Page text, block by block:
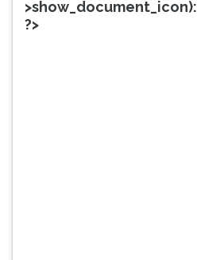
>show_document_icon):
?>